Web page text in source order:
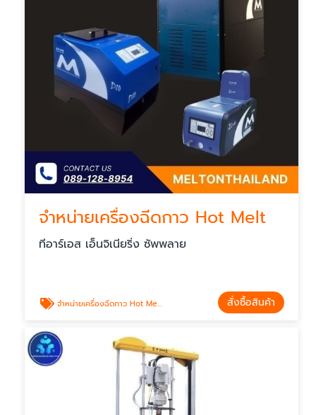
จำหน่ายเครื่องฉีดกาว Hot Melt‎
ทีอาร์เอส เอ็นจิเนียริ่ง ซัพพลาย
จำหน่ายเครื่องฉีดกาว Hot Melt‎ สั่งซื้อสินค้า